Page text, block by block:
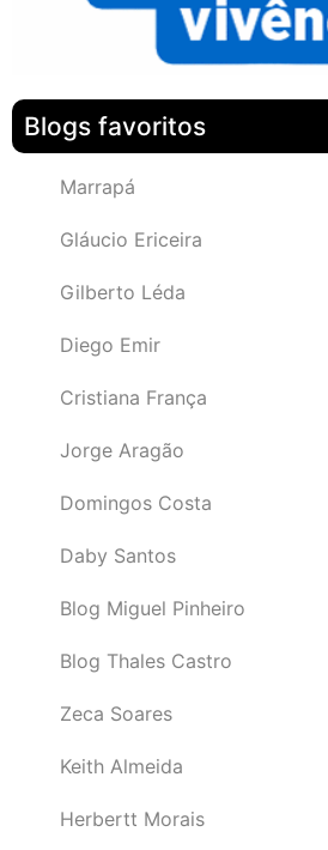
Blogs favoritos
Marrapá
Gláucio Ericeira
Gilberto Léda
Diego Emir
Cristiana França
Jorge Aragão
Domingos Costa
Daby Santos
Blog Miguel Pinheiro
Blog Thales Castro
Zeca Soares
Keith Almeida
Herbertt Morais